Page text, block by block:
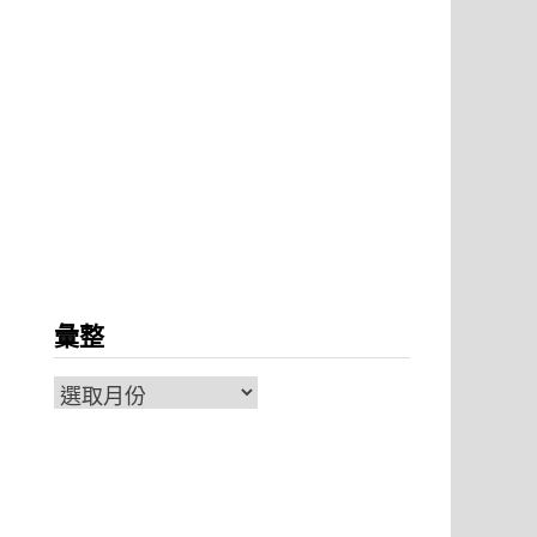
彙整
彙